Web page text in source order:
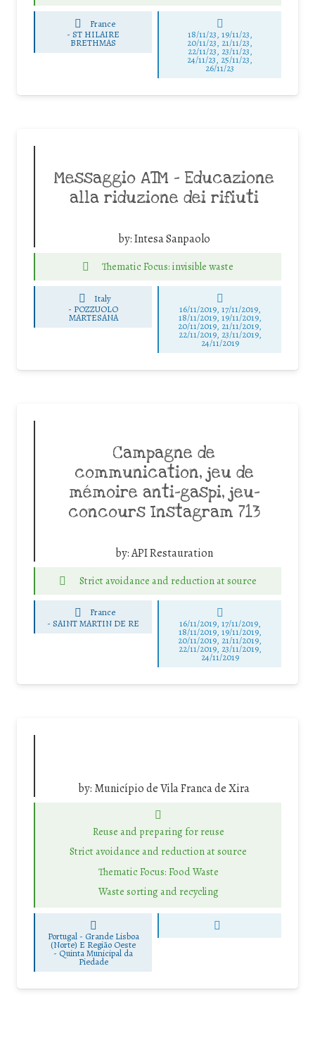
France
-ST HILAIRE
BRETHMAS
18/11/23, 19/11/23,
20/11/23, 21/11/23,
22/11/23, 23/11/23,
24/11/23, 25/11/23,
26/11/23
Messaggio ATM – Educazione
alla riduzione dei rifiuti
by:Intesa Sanpaolo
Thematic Focus: invisible waste
Italy
- POZZUOLO
MARTESANA
16/11/2019, 17/11/2019,
18/11/2019, 19/11/2019,
20/11/2019, 21/11/2019,
22/11/2019, 23/11/2019,
24/11/2019
Campagne de
communication, jeu de
mémoire anti-gaspi, jeu-
concours Instagram 713
by:API Restauration
Strict avoidance and reduction at source
France
-SAINT MARTIN DE RE 16/11/2019, 17/11/2019,
18/11/2019, 19/11/2019,
20/11/2019, 21/11/2019,
22/11/2019, 23/11/2019,
24/11/2019
by: Município de Vila Franca de Xira
Reuse and preparing for reuse
Strict avoidance and reduction at source
Thematic Focus: Food Waste
Waste sorting and recycling
Portugal - Grande Lisboa
(Norte) E Região Oeste
- Quinta Municipal da
Piedade